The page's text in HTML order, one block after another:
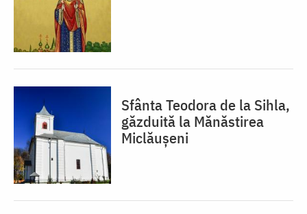
Sfânta Teodora de la Sihla,
găzduită la Mănăstirea
Miclăușeni